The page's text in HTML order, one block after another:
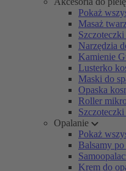
Pokaż
Masaż
Narzędzia
Kamienie
Lusterko
Maski do
Opaska
Roller
Opalanie
Pokaż
Balsamy
Krem do